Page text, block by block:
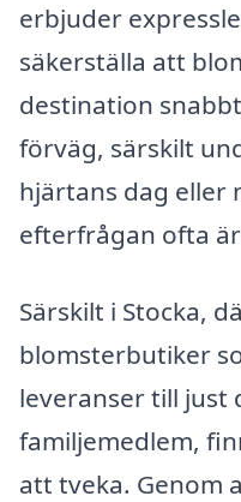
erbjuder
säkerställa att
destination
förväg, särskilt
hjärtans dag eller
efterfrågan ofta
Särskilt i Stocka,
blomsterbutiker
leveranser till just
familjemedlem,
att tveka. Genom